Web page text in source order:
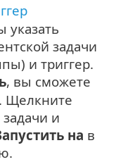
указать
задачи
и триггер.
, вы сможете
Щелкните
и
на в